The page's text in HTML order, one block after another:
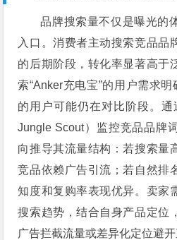
品牌搜索量不仅是曝光的
入口。消费者主动搜索竞品品
的后期阶段，转化率显著高于
索“Anker充电宝”的用户需求
的用户可能仍在对比阶段。通
Jungle Scout）监控竞品品牌
向推导其流量结构：若搜索量
竞品依赖广告引流；若自然排
知度和复购率表现优异。卖家
搜索趋势，结合自身产品定位
广告拦截流量或差异化定位避开